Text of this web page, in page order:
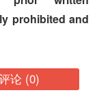
prohibited and
论 (0)